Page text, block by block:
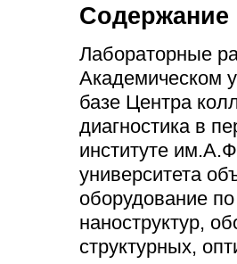
Содержание
Лабораторные
Академическом
базе Центра
диагностика в
институте
университета
оборудование
наноструктур,
структурных,